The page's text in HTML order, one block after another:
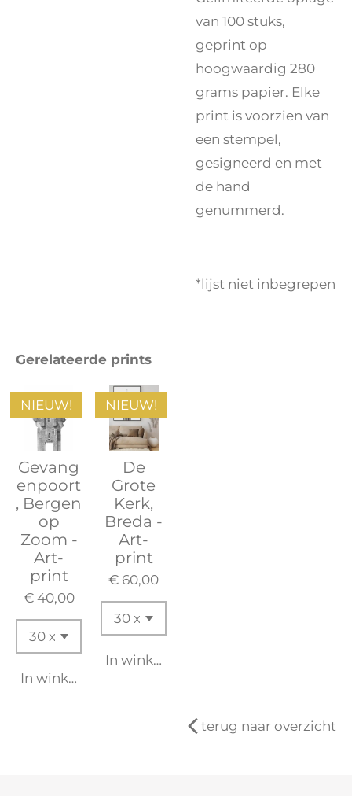
van 100 stuks,
geprint op
hoogwaardig 280
grams papier. Elke
print is voorzien van
een stempel,
gesigneerd en met
de hand
genummerd.
*lijst niet inbegrepen
Gerelateerde prints
NIEUW!
Gevang
enpoort
, Bergen
op
Zoom -
Art-
print
€ 40,00
In winkelwagen
NIEUW!
De
Grote
Kerk,
Breda -
Art-
print
€ 60,00
In winkelwagen
terug naar overzicht